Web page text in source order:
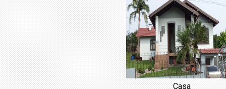
Casa